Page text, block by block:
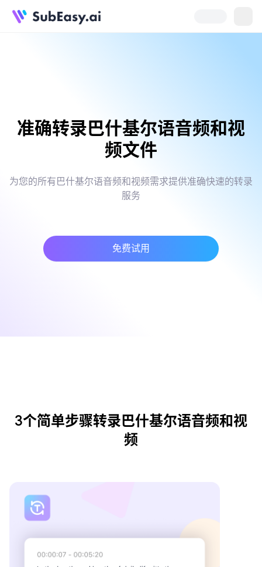
准确转录巴什基尔语音频和视
频文件
为您的所有巴什基尔语音频和视频需求提供准确快速的转录
服务
免费试用
3个简单步骤转录巴什基尔语音频和视
频